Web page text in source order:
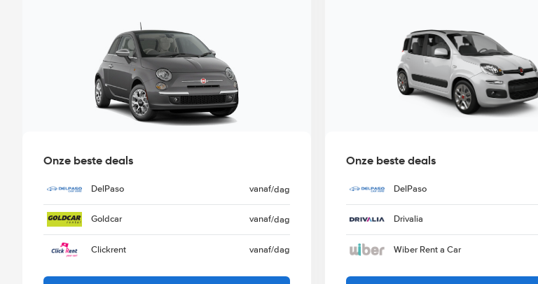
Onze beste deals
DelPaso vanaf/dag
Goldcar vanaf/dag
Clickrent vanaf/dag
Onze beste deals
DelPaso
Drivalia
Wiber Rent a Car